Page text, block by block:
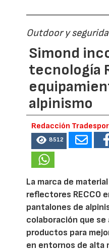
Outdoor y
Simond
tecnología
alpinismo
Redacción
8512
La marca de
reflectores RECCO
pantalones de
colaboración que se
productos para
en entornos de alta